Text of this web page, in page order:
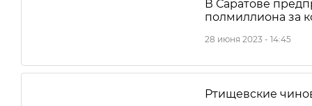
В Саратове
полмиллиона за
28 июня 2023 - 14:45
Ртищевские